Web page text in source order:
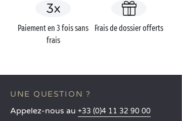
Paiement en 3 fois sans
frais
Frais de dossier offerts
UNE QUESTION ?
Appelez-nous au +33 (0)4 11 32 90 00